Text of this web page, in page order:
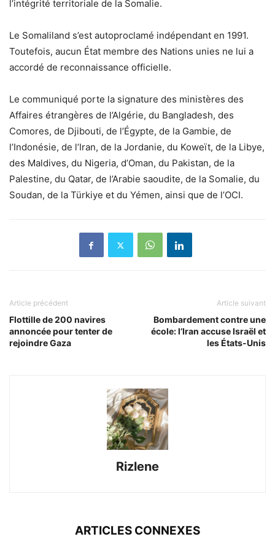
l’intégrité territoriale de la Somalie.
Le Somaliland s’est autoproclamé indépendant en 1991.
Toutefois, aucun État membre des Nations unies ne lui a
accordé de reconnaissance officielle.
Le communiqué porte la signature des ministères des
Affaires étrangères de l’Algérie, du Bangladesh, des
Comores, de Djibouti, de l’Égypte, de la Gambie, de
l’Indonésie, de l’Iran, de la Jordanie, du Koweït, de la Libye,
des Maldives, du Nigeria, d’Oman, du Pakistan, de la
Palestine, du Qatar, de l’Arabie saoudite, de la Somalie, du
Soudan, de la Türkiye et du Yémen, ainsi que de l’OCI.
Article précédent
Flottille de 200 navires
annoncée pour tenter de
rejoindre Gaza
Article suivant
Bombardement contre une
école: l’Iran accuse Israël et
les États-Unis
Rizlene
ARTICLES CONNEXES